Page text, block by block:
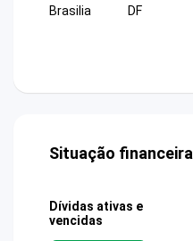
Brasilia
DF
Situação financeira
Dívidas ativas e
vencidas